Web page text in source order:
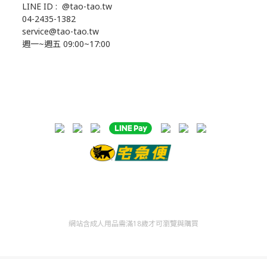
LINE ID : @tao-tao.tw
04-2435-1382
service@tao-tao.tw
週一~週五 09:00~17:00
網站含成人用品需滿18歲才可瀏覽與購買